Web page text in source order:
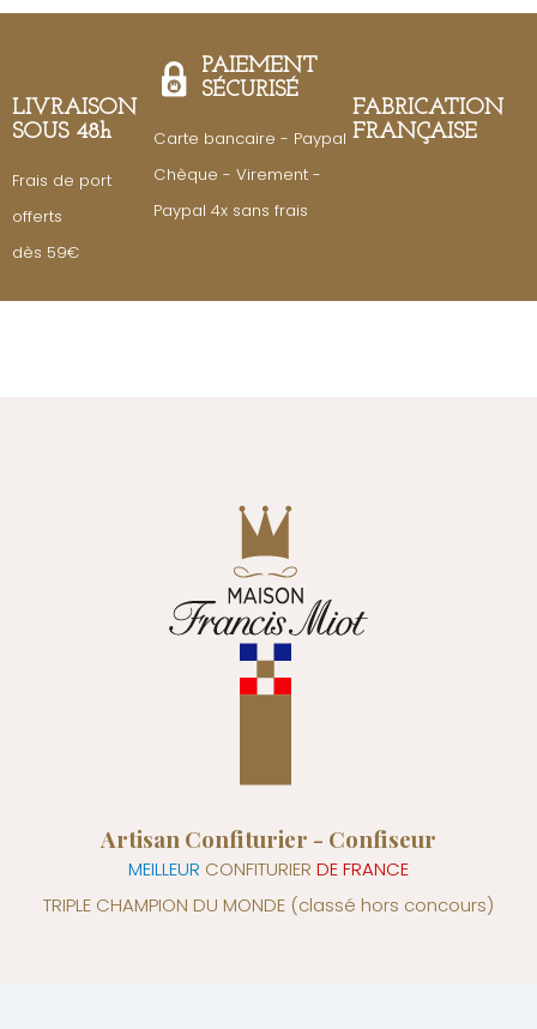
LIVRAISON
SOUS 48h
Frais de port
offerts
dès 59€
PAIEMENT
SÉCURISÉ
Carte bancaire - Paypal
Chèque - Virement -
Paypal 4x sans frais
FABRICATION
FRANÇAISE
Artisan Confiturier - Confiseur
MEILLEUR CONFITURIER DE FRANCE
TRIPLE CHAMPION DU MONDE (classé hors concours)